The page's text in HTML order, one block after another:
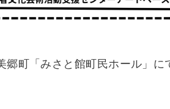
郷町「みさと館町民ホール」に